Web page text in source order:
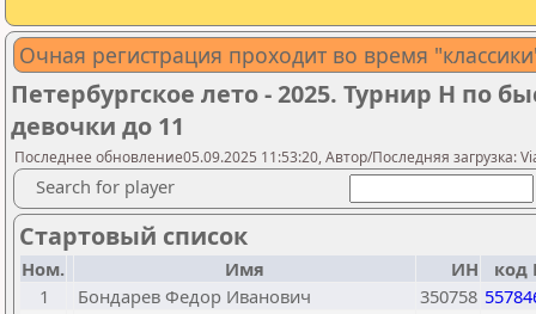
Очная регистрация проходит во время
Петербургское лето - 2025. Турнир H
девочки до 11
Последнее обновление05.09.2025 11:53:20, Автор/Последняя загрузка:
Search for player
Стартовый список
Ном. Имя ИН
код
1
Бондарев Федор Иванович 350758